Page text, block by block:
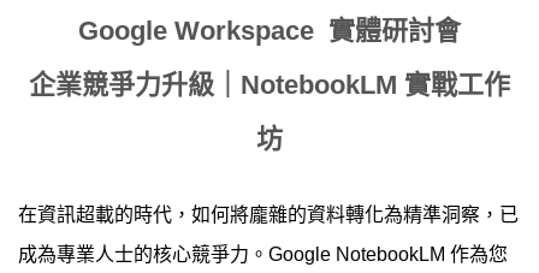
Google Workspace 實體研討會
企業競爭力升級｜NotebookLM 實戰工作
坊
在資訊超載的時代，如何將龐雜的資料轉化為精準洞察，已
成為專業人士的核心競爭力。Google NotebookLM 作為您